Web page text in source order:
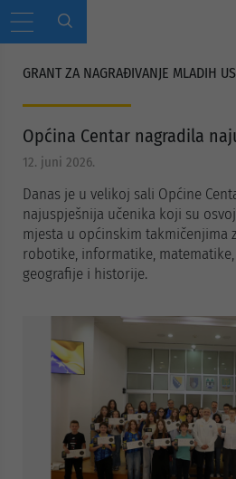
GRANT ZA NAGRAĐIVANJE MLADIH
Općina Centar nagradila
12. juni 2026.
Danas je u velikoj sali Općine
najuspješnija učenika koji su
mjesta u općinskim takmičenjima
robotike, informatike,
geografije i historije.